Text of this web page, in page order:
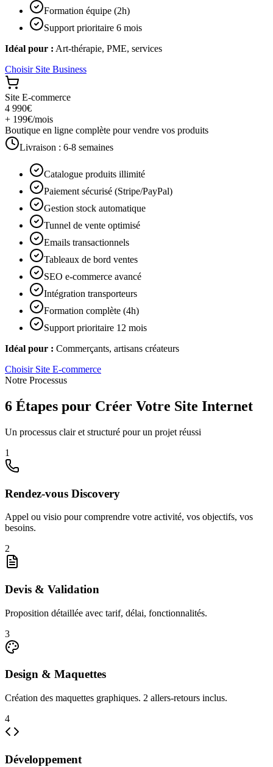
Formation équipe (2h)
Support prioritaire 6 mois
Idéal pour : Art-thérapie, PME, services
Choisir Site Business
Site E-commerce
4 990€
+ 199€/mois
Boutique en ligne complète pour vendre vos produits
Livraison : 6-8 semaines
Catalogue produits illimité
Paiement sécurisé (Stripe/PayPal)
Gestion stock automatique
Tunnel de vente optimisé
Emails transactionnels
Tableaux de bord ventes
SEO e-commerce avancé
Intégration transporteurs
Formation complète (4h)
Support prioritaire 12 mois
Idéal pour : Commerçants, artisans créateurs
Choisir Site E-commerce
Notre Processus
6 Étapes pour Créer Votre Site Internet
Un processus clair et structuré pour un projet réussi
1
Rendez-vous Discovery
Appel ou visio pour comprendre votre activité, vos objectifs, vos
besoins.
2
Devis & Validation
Proposition détaillée avec tarif, délai, fonctionnalités.
3
Design & Maquettes
Création des maquettes graphiques. 2 allers-retours inclus.
4
Développement